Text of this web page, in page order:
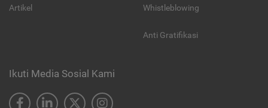
Artikel Whistleblowing
Anti Gratifikasi
Ikuti Media Sosial Kami